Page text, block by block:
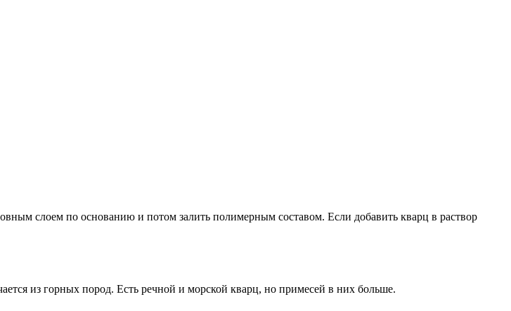
слоем по основанию и потом залить полимерным составом. Если добавить кварц в раствор
из горных пород. Есть речной и морской кварц, но примесей в них больше.